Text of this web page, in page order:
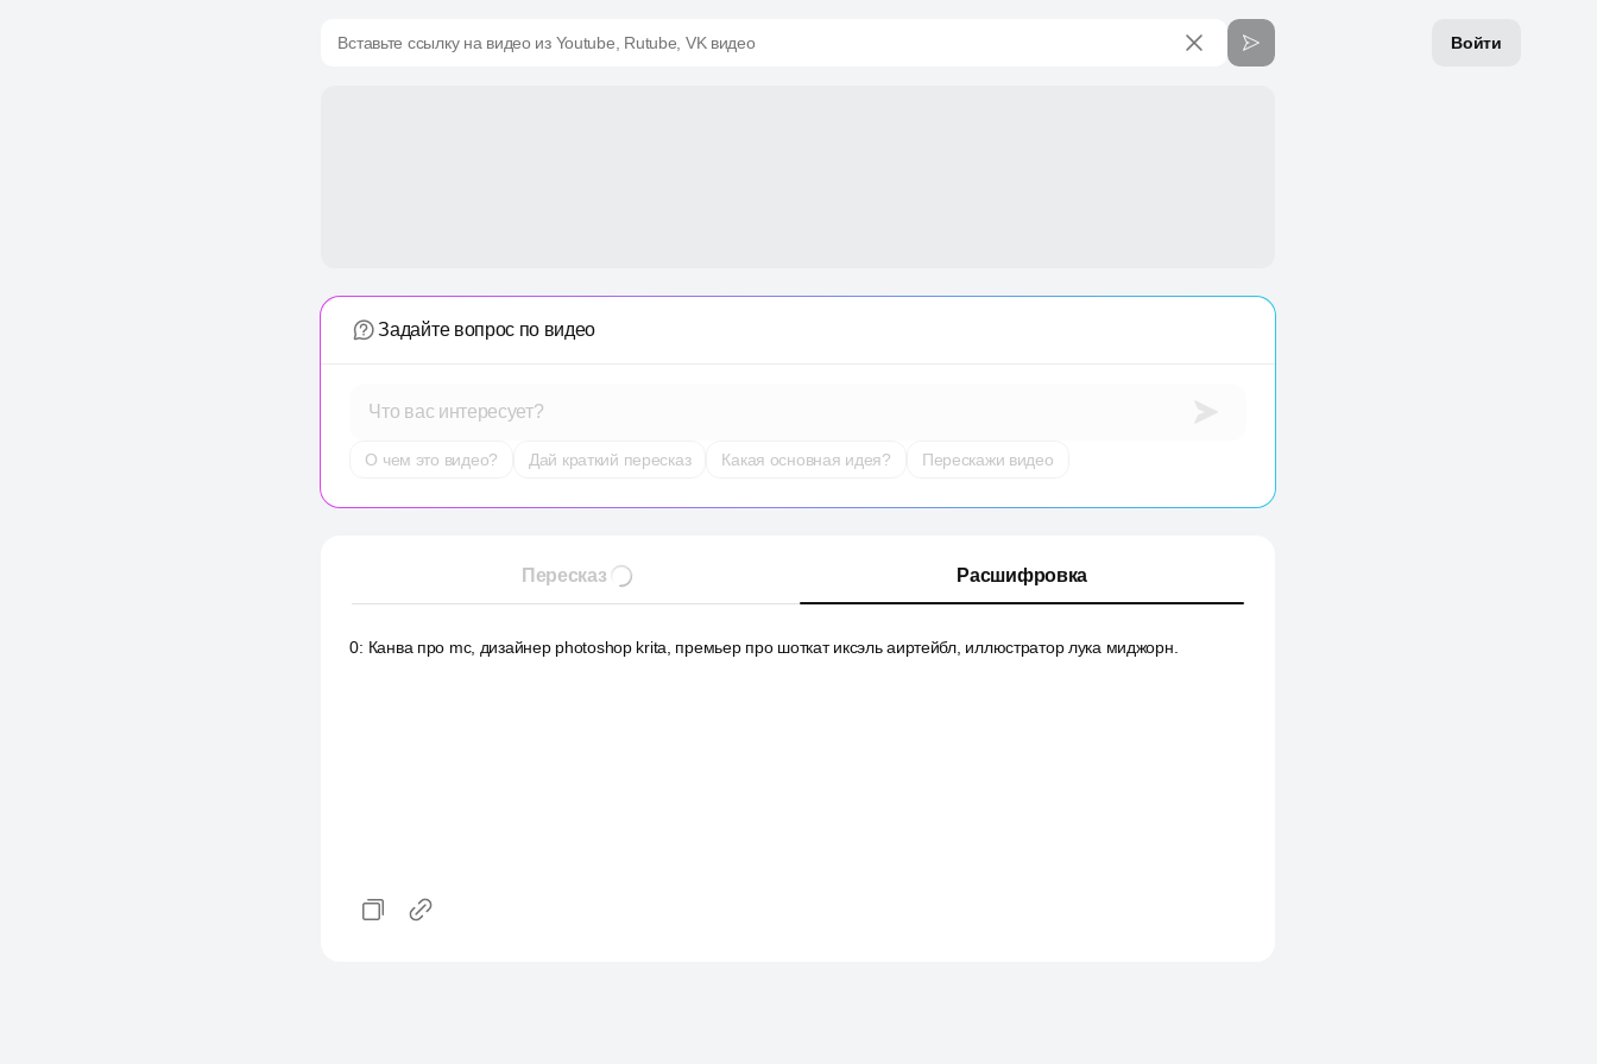
Войти
Вставьте ссылку на видео из Youtube, Rutube, VK видео
Задайте вопрос по видео
Что вас интересует?
О чем это видео? Дай краткий пересказ Какая основная идея? Перескажи видео
Пересказ Расшифровка
0: Канва про mc, дизайнер photoshop krita, премьер про шоткат иксэль аиртейбл, иллюстратор лука миджорн.